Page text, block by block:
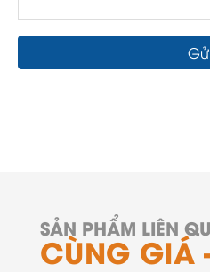
SẢN PHẨM LIÊN
CÙNG GIÁ